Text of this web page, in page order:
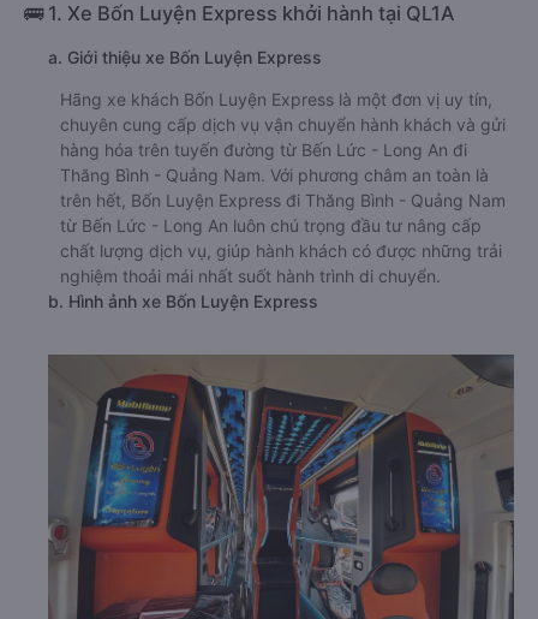
🚌 1. Xe Bốn Luyện Express khởi hành tại QL1A
a. Giới thiệu xe Bốn Luyện Express
Hãng xe khách Bốn Luyện Express là một đơn vị uy tín,
chuyên cung cấp dịch vụ vận chuyển hành khách và gửi
hàng hóa trên tuyến đường từ Bến Lức - Long An đi
Thăng Bình - Quảng Nam. Với phương châm an toàn là
trên hết, Bốn Luyện Express đi Thăng Bình - Quảng Nam
từ Bến Lức - Long An luôn chú trọng đầu tư nâng cấp
chất lượng dịch vụ, giúp hành khách có được những trải
nghiệm thoải mái nhất suốt hành trình di chuyển.
b. Hình ảnh xe Bốn Luyện Express